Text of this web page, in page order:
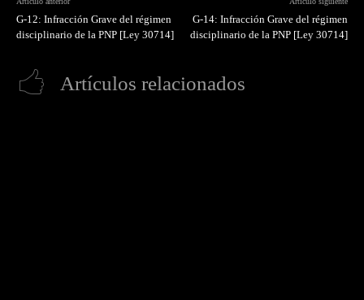
G-12: Infracción Grave del régimen
disciplinario de la PNP [Ley 30714]
G-14: Infracción Grave del régimen
disciplinario de la PNP [Ley 30714]
Artículos relacionados